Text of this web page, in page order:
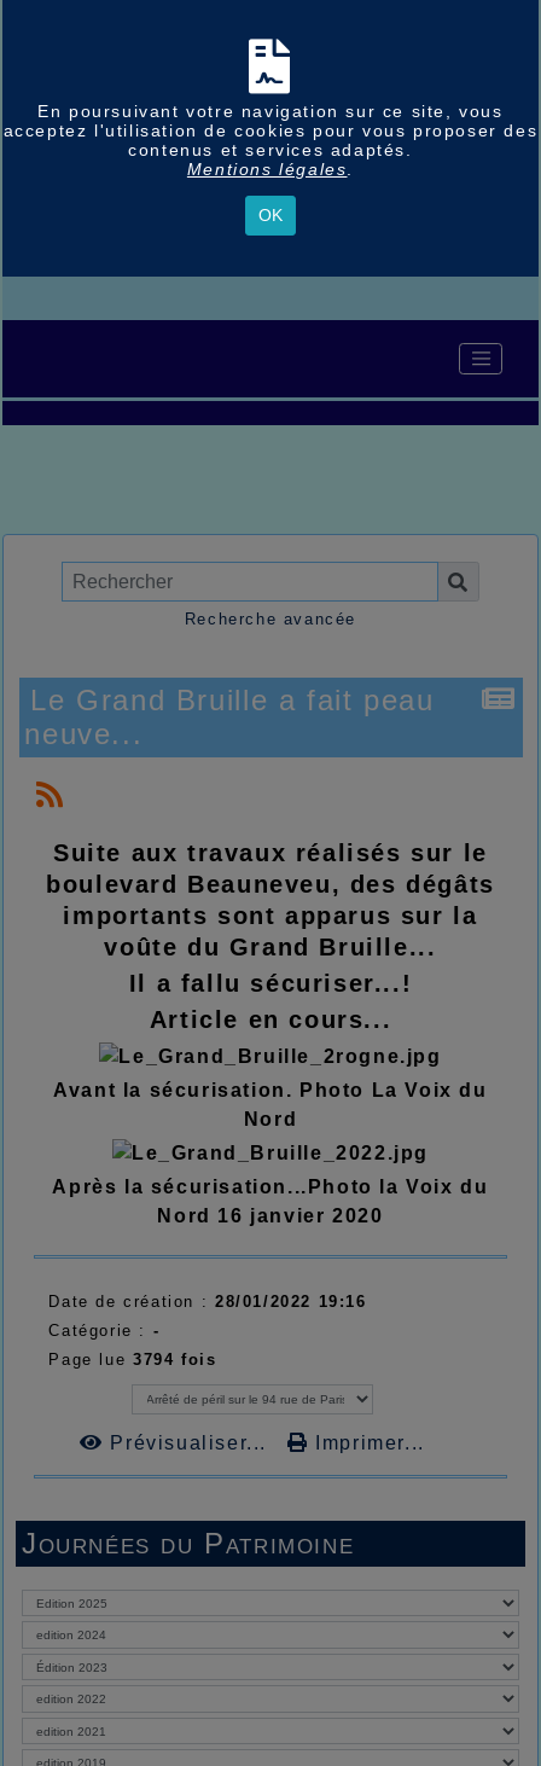
En poursuivant votre navigation sur ce site, vous
acceptez l'utilisation de cookies pour vous proposer des
contenus et services adaptés.
Mentions légales
OK
Journées du Patrimoine
Recherche avancée
Le Grand Bruille a fait peau
neuve...
Suite aux travaux réalisés sur le
boulevard Beauneveu, des dégâts
importants sont apparus sur la
voûte du Grand Bruille...
Il a fallu sécuriser...!
Article en cours...
Avant la sécurisation. Photo La Voix du
Nord
Après la sécurisation...Photo la Voix du
Nord 16 janvier 2020
Date de création : 28/01/2022 19:16
Catégorie : -
Page lue 3794 fois
Prévisualiser... Imprimer...